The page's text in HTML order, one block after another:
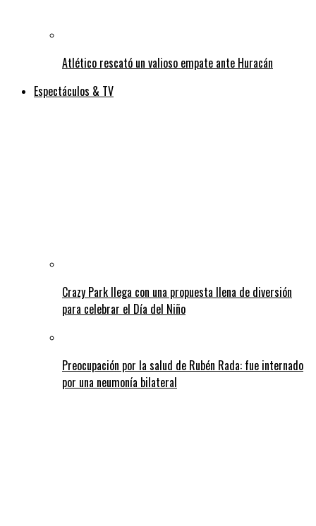
Atlético rescató un valioso empate ante Huracán
Espectáculos & TV
Crazy Park llega con una propuesta llena de diversión
para celebrar el Día del Niño
Preocupación por la salud de Rubén Rada: fue internado
por una neumonía bilateral